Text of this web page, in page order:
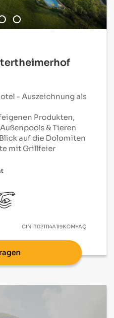
- Auszeichnung als
Produkten,
& Tieren
auf die Dolomiten
mit Grillfeier
CIN IT021114A1I9KOMYAQ